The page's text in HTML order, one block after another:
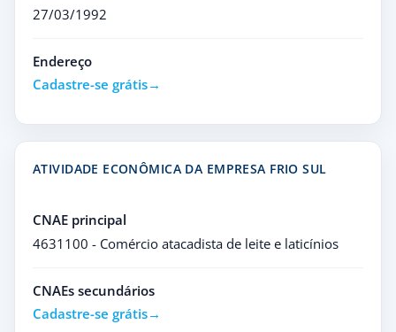
27/03/1992
Endereço
Cadastre-se grátis
ATIVIDADE ECONÔMICA DA EMPRESA FRIO SUL
CNAE principal
4631100 - Comércio atacadista de leite e laticínios
CNAEs secundários
Cadastre-se grátis